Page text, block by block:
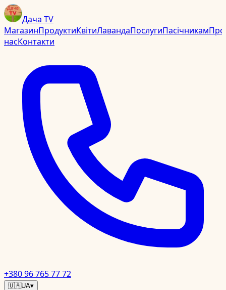
Дача TV
МагазинПродуктиКвітиЛавандаПослугиПасічникамПро
насКонтакти
+380 96 765 77 72
🇺🇦UA▾